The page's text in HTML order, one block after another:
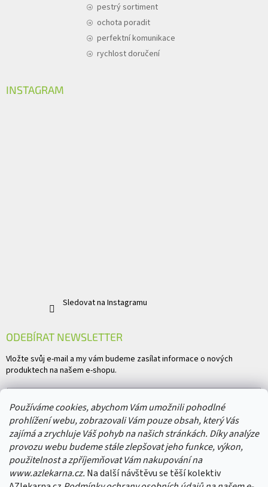
Používáme cookies, abychom Vám umožnili pohodlné
prohlížení webu, zobrazovali Vám pouze obsah, který Vás
zajímá a zrychluje Váš pohyb na našich stránkách. Díky analýze
provozu webu budeme stále zlepšovat jeho funkce, výkon,
použitelnost a zpříjemňovat Vám nakupování na
www.azlekarna.cz. Na další návštěvu se těší kolektiv
pestrý sortiment
ochota poradit
perfektní komunikace
rychlost doručení
INSTAGRAM
Sledovat na Instagramu
ODEBÍRAT NEWSLETTER
Vložte svůj e-mail a my vám budeme zasílat informace o nových
produktech na našem e-shopu.
Vložením e-mailu souhlasíte spodmínkami ochrany osobních údajů
PŘIHLÁSIT SE